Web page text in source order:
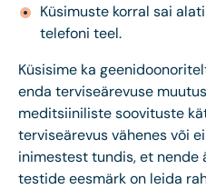
Küsimuste korral sai
telefoni teel.
Küsisime ka
enda terviseärevuse
meditsiiniliste soovituste
terviseärevus vähenes või
inimestest tundis, et nende
testide eesmärk on leida